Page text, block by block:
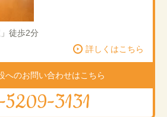
徒歩2分
詳しくはこちら
へのお問い合わせはこちら
3131